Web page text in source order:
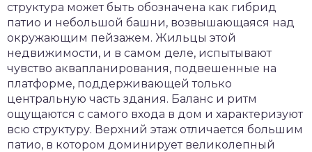
структура может быть обозначена как гибрид
патио и небольшой башни, возвышающаяся над
окружающим пейзажем. Жильцы этой
недвижимости, и в самом деле, испытывают
чувство аквапланирования, подвешенные на
платформе, поддерживающей только
центральную часть здания. Баланс и ритм
ощущаются с самого входа в дом и характеризуют
всю структуру. Верхний этаж отличается большим
патио, в котором доминирует великолепный